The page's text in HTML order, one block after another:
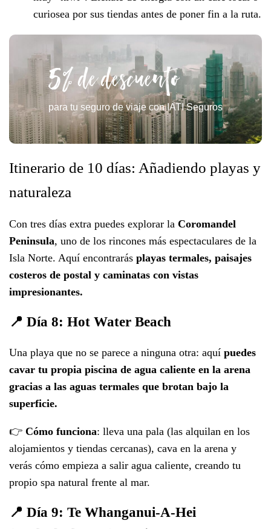
curiosea por sus tiendas antes de poner fin a la ruta.
5% de descuento
para tu seguro de viaje con IATI Seguros
Itinerario de 10 días: Añadiendo playas y
naturaleza
Con tres días extra puedes explorar la Coromandel
Peninsula, uno de los rincones más espectaculares de la
Isla Norte. Aquí encontrarás playas termales, paisajes
costeros de postal y caminatas con vistas
impresionantes.
📍 Día 8: Hot Water Beach
Una playa que no se parece a ninguna otra: aquí puedes
cavar tu propia piscina de agua caliente en la arena
gracias a las aguas termales que brotan bajo la
superficie.
👉 Cómo funciona: lleva una pala (las alquilan en los
alojamientos y tiendas cercanas), cava en la arena y
verás cómo empieza a salir agua caliente, creando tu
propio spa natural frente al mar.
📍 Día 9: Te Whanganui-A-Hei